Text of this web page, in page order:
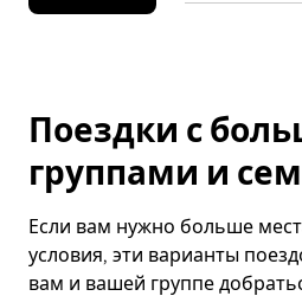
Поездки с
группами и
Если вам нужно больше
условия, эти варианты
вам и вашей группе